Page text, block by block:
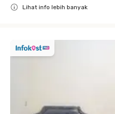
Lihat info lebih banyak